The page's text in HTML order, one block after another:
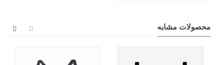
محصولات مشابه